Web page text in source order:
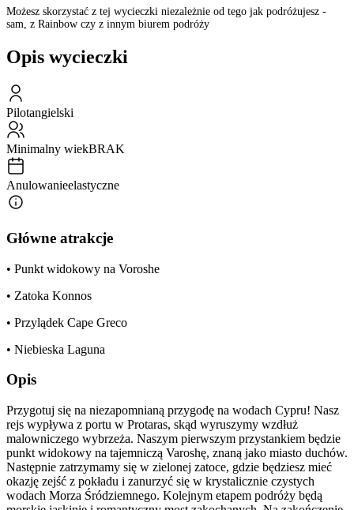
Możesz skorzystać z tej wycieczki niezależnie od tego jak podróżujesz -
sam, z Rainbow czy z innym biurem podróży
Opis wycieczki
Pilotangielski
Minimalny wiekBRAK
Anulowanieelastyczne
Główne atrakcje
• Punkt widokowy na Voroshe
• Zatoka Konnos
• Przylądek Cape Greco
• Niebieska Laguna
Opis
Przygotuj się na niezapomnianą przygodę na wodach Cypru! Nasz
rejs wypływa z portu w Protaras, skąd wyruszymy wzdłuż
malowniczego wybrzeża. Naszym pierwszym przystankiem będzie
punkt widokowy na tajemniczą Varoshę, znaną jako miasto duchów.
Następnie zatrzymamy się w zielonej zatoce, gdzie będziesz mieć
okazję zejść z pokładu i zanurzyć się w krystalicznie czystych
wodach Morza Śródziemnego. Kolejnym etapem podróży będą